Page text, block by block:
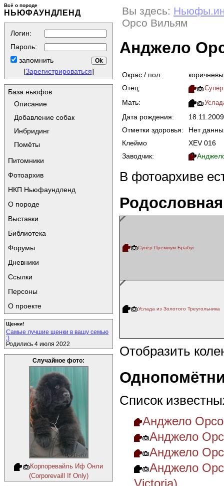
Всё о породе
НЬЮФАУНДЛЕНД
Логин:
Пароль:
запомнить
[Зарегистрироваться]
База ньюфов
Описание
Добавление собак
Инбридинг
Помёты
Питомники
Фотоархив
НКП Ньюфаундленд
О породе
Выставки
Библиотека
Форумы
Дневники
Ссылки
Персоны
О проекте
Щенки!
Самые лучшие щенки в вашу семью
:)
Родились 4 июля 2022
Случайное фото:
Корпоревайль Иф Онли
(Corporevaill If Only)
Вы здесь:
Орсо Вильям
Анджело
Окрас / пол:
Отец:
Мать:
Дата рождения:
Отметки здоровья:
Нет
Клеймо
XEV 016
Заводчик:
В фотоархиве
Родословная
Супер Премиум Брабус
Услада из Золотого Треугольника
Отобразить
Список
Анджело
Анджело
Анджело
Анджело